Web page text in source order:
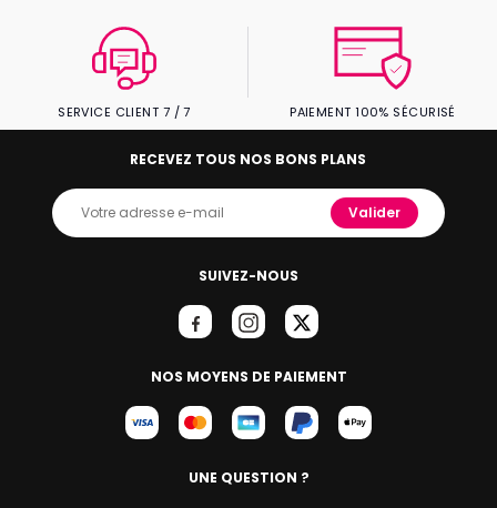
SERVICE CLIENT 7 / 7 PAIEMENT 100% SÉCURISÉ
SUIVEZ-NOUS
NOS MOYENS DE PAIEMENT
RECEVEZ TOUS NOS BONS PLANS
Valider
UNE QUESTION ?